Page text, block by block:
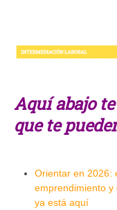
Aquí abajo
que te
Orientar en 2026:
emprendimiento y
ya está aquí